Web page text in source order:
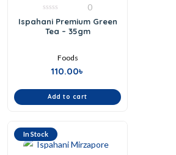
out
of
0
Ispahani Premium Green
Tea – 35gm
Foods
110.00৳
Add to cart
In Stock